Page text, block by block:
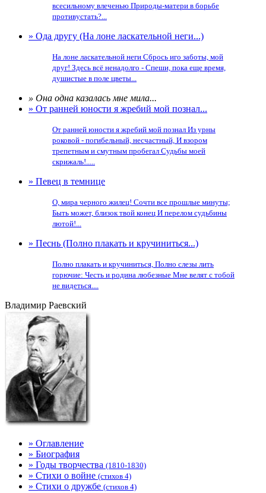
всесильному влеченью Природы-матери в борьбе
противустать?...
» Ода другу (На лоне ласкательной неги...)
На лоне ласкательной неги Сбрось иго заботы, мой
друг! Здесь всё ненадолго - Спеши, пока еще время,
душистые в поле цветы...
» Она одна казалась мне мила...
» От ранней юности я жребий мой познал...
От ранней юности я жребий мой познал Из урны
роковой - погибельный, несчастный, И взором
трепетным и смутным пробегал Судьбы моей
скрижаль!.....
» Певец в темнице
О, мира черного жилец! Сочти все прошлые минуты;
Быть может, близок твой конец И перелом судьбины
лютой!...
» Песнь (Полно плакать и кручиниться...)
Полно плакать и кручиниться, Полно слезы лить
горючие: Честь и родина любезные Мне велят с тобой
не видеться....
Владимир Раевский
» Оглавление
» Биография
» Годы творчества (1810-1830)
» Стихи о войне (стихов 4)
» Стихи о дружбе (стихов 4)